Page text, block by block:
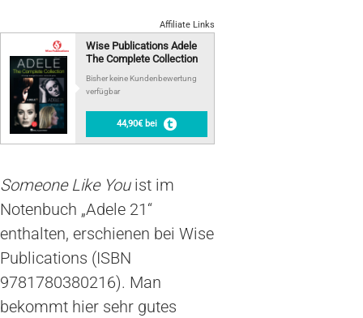
Affiliate Links
Wise Publications Adele
The Complete Collection
Bisher keine Kundenbewertung
verfügbar
44,90€ bei
Someone Like Youist im
Notenbuch „Adele 21“
enthalten, erschienen bei Wise
Publications (ISBN
9781780380216). Man
bekommt hier sehr gutes